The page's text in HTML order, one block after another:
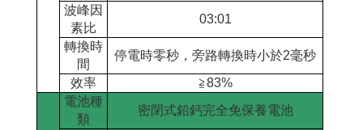
波峰因
素比
03:01
轉換時
間
停電時零秒，旁路轉換時小於2毫秒
效率
≧83%
電池種
類
密閉式鉛鈣完全免保養電池